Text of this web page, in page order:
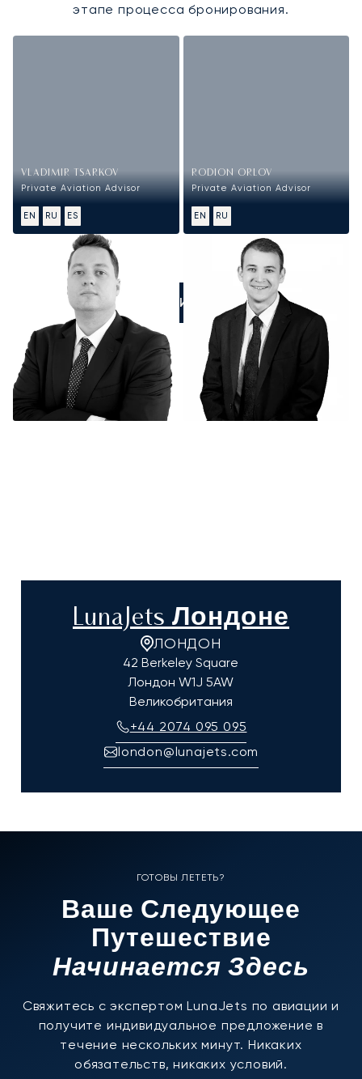
этапе процесса бронирования.
VLADIMIR TSARKOV
Private Aviation Advisor
EN RU ES
RODION ORLOV
Private Aviation Advisor
EN RU
ПОЗВОНИТЕ НАМ
LunaJets Лондоне
ЛОНДОН
42 Berkeley Square
Лондон W1J 5AW
Великобритания
+44 2074 095 095
london@lunajets.com
ГОТОВЫ ЛЕТЕТЬ?
Ваше Следующее
Путешествие
Начинается Здесь
Свяжитесь с экспертом LunaJets по авиации и
получите индивидуальное предложение в
течение нескольких минут. Никаких
обязательств, никаких условий.